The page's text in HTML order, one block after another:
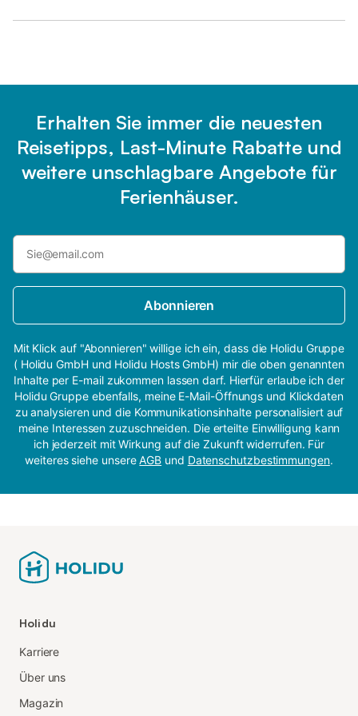
Erhalten Sie immer die neuesten
Reisetipps, Last-Minute Rabatte und
weitere unschlagbare Angebote für
Ferienhäuser.
Abonnieren
Mit Klick auf "Abonnieren" willige ich ein, dass die Holidu Gruppe
( Holidu GmbH und Holidu Hosts GmbH) mir die oben genannten
Inhalte per E-mail zukommen lassen darf. Hierfür erlaube ich der
Holidu Gruppe ebenfalls, meine E-Mail-Öffnungs und Klickdaten
zu analysieren und die Kommunikationsinhalte personalisiert auf
meine Interessen zuzuschneiden. Die erteilte Einwilligung kann
ich jederzeit mit Wirkung auf die Zukunft widerrufen. Für
weiteres siehe unsereAGB und Datenschutzbestimmungen.
Holidu
Karriere
Über uns
Magazin